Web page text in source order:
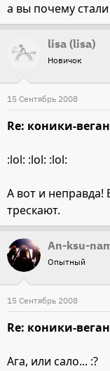
а вы почему стали
lisa (lisa)
Новичок
15 Сентябрь 2008
Re: коники-
:lol: :lol: :lol:
А вот и неправда!
трескают.
An-ksu-
Опытный
15 Сентябрь 2008
Re: коники-
Ага, или сало... :?